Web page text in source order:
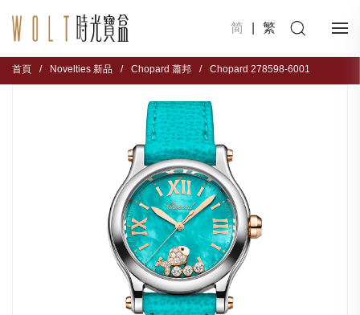
简 繁
首頁 / Novelties 新品 / Chopard 蕭邦 / Chopard 278598-6001